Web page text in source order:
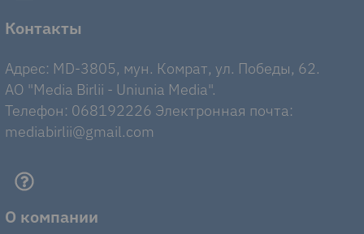
Контакты
Адрес: MD-3805, мун. Комрат, ул. Победы, 62.
AO "Media Birlii - Uniunia Media".
Телефон: 068192226 Электронная почта:
mediabirlii@gmail.com
О компании